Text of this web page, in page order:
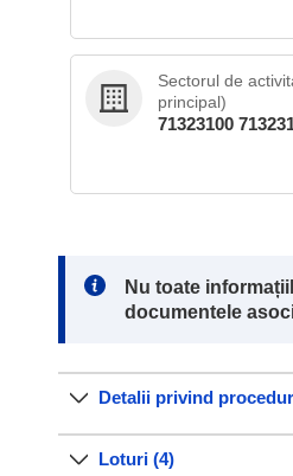
Sectorul de
principal)
71323100
Note:
Nu toate
documentele
Detalii privind
Loturi (4)